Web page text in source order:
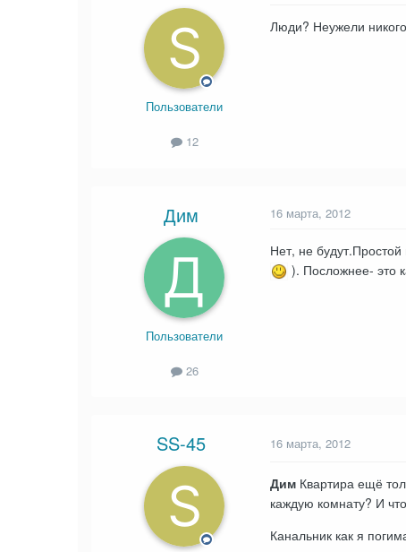
Пользователи
12
Люди? Неужели
Дим
Пользователи
26
16 марта, 2012
Нет, не
). Посложнее- это
SS-45 16 марта, 2012
Дим Квартира ещё
каждую комнату? И
Канальник как я